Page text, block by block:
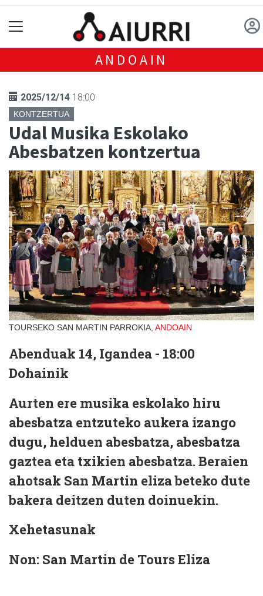
ANDOAIN
2025/12/14 18:00
KONTZERTUA
Udal Musika Eskolako
Abesbatzen kontzertua
TOURSEKO SAN MARTIN PARROKIA, ANDOAIN
Abenduak 14, Igandea - 18:00
Dohainik
Aurten ere musika eskolako hiru
abesbatza entzuteko aukera izango
dugu, helduen abesbatza, abesbatza
gaztea eta txikien abesbatza. Beraien
ahotsak San Martin eliza beteko dute
bakera deitzen duten doinuekin.
Xehetasunak
Non: San Martin de Tours Eliza